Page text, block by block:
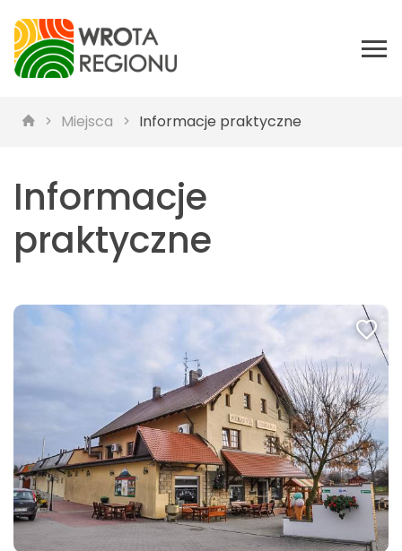
Miejsca Informacje praktyczne
Informacje
praktyczne